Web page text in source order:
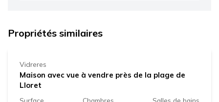
Propriétés similaires
240.000 €
Vidreres
Maison avec vue à vendre près de la plage de
Lloret
Surface Chambres Salles de bains